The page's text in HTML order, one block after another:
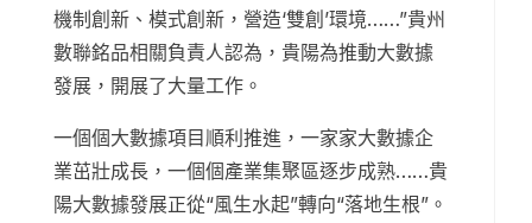
機制創新、模式創新，營造‘雙創’環境……”貴州
數聯銘品相關負責人認為，貴陽為推動大數據
發展，開展了大量工作。
一個個大數據項目順利推進，一家家大數據企
業茁壯成長，一個個產業集聚區逐步成熟……貴
陽大數據發展正從“風生水起”轉向“落地生根”。